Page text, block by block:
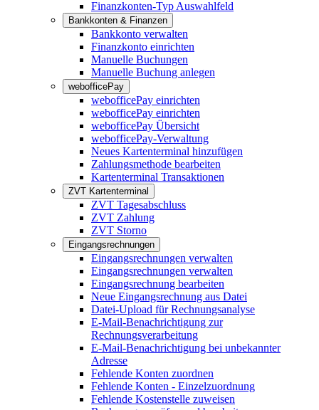
Finanzkonten-Typ Auswahlfeld
Bankkonten & Finanzen
Bankkonto verwalten
Finanzkonto einrichten
Manuelle Buchungen
Manuelle Buchung anlegen
webofficePay
webofficePay einrichten
webofficePay einrichten
webofficePay Übersicht
webofficePay-Verwaltung
Neues Kartenterminal hinzufügen
Zahlungsmethode bearbeiten
Kartenterminal Transaktionen
ZVT Kartenterminal
ZVT Tagesabschluss
ZVT Zahlung
ZVT Storno
Eingangsrechnungen
Eingangsrechnungen verwalten
Eingangsrechnungen verwalten
Eingangsrechnung bearbeiten
Neue Eingangsrechnung aus Datei
Datei-Upload für Rechnungsanalyse
E-Mail-Benachrichtigung zur
Rechnungsverarbeitung
E-Mail-Benachrichtigung bei unbekannter
Adresse
Fehlende Konten zuordnen
Fehlende Konten - Einzelzuordnung
Fehlende Kostenstelle zuweisen